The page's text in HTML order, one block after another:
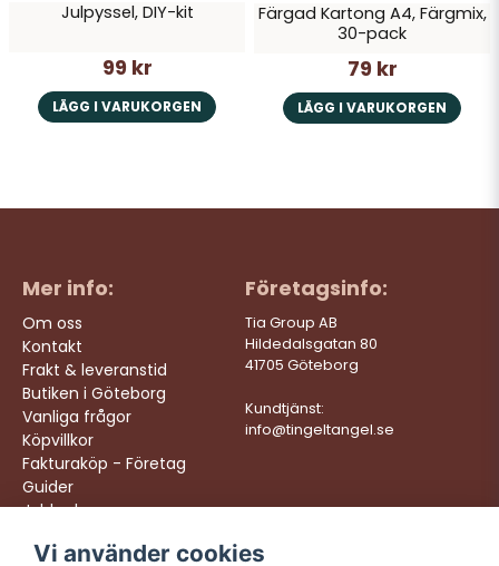
Julpyssel, DIY-kit
99 kr
LÄGG I VARUKORGEN
Färgad Kartong A4, Färgmix,
30-pack
79 kr
LÄGG I VARUKORGEN
Mer info:
Om oss
Kontakt
Frakt & leveranstid
Butiken i Göteborg
Vanliga frågor
Köpvillkor
Fakturaköp - Företag
Guider
Jobba hos oss
Företagsinfo:
Tia Group AB
Hildedalsgatan 80
41705 Göteborg
Kundtjänst:
info@tingeltangel.se
Följ oss: Vi levererar:
Vi använder cookies